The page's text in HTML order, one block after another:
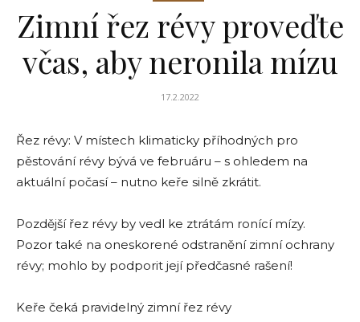
Zimní řez révy proveďte
včas, aby neronila mízu
17.2.2022
Řez révy: V místech klimaticky příhodných pro
pěstování révy bývá ve februáru – s ohledem na
aktuální počasí – nutno keře silně zkrátit.
Pozdější řez révy by vedl ke ztrátám ronící mízy.
Pozor také na oneskorené odstranění zimní ochrany
révy; mohlo by podporit její předčasné rašení!
Keře čeká pravidelný zimní řez révy